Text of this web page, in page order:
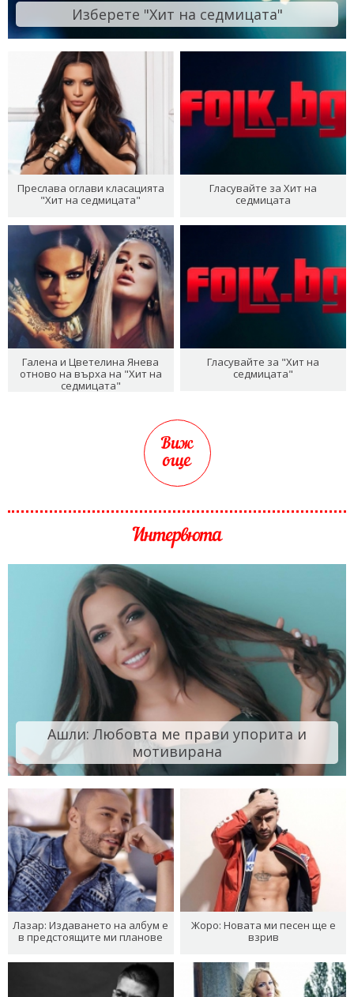
Изберете "Хит на седмицата"
Преслава оглави класацията
"Хит на седмицата"
Гласувайте за Хит на
седмицата
Галена и Цветелина Янева
отново на върха на "Хит на
седмицата"
Гласувайте за "Хит на
седмицата"
Виж
още
Интервюта
Ашли: Любовта ме прави упорита и
мотивирана
Лазар: Издаването на албум е
в предстоящите ми планове
Жоро: Новата ми песен ще е
взрив